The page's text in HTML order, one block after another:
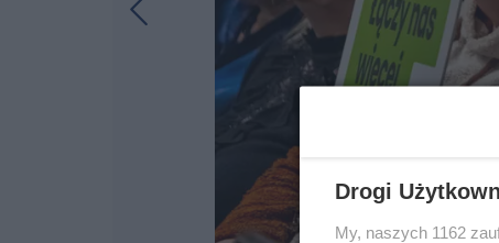
Drogi
My, naszych 1162